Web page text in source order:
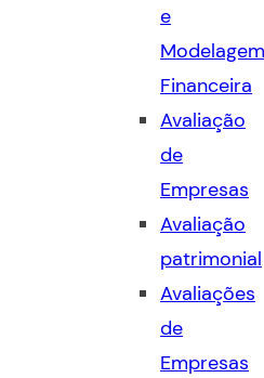
e
Modelagem
Financeira
Avaliação
de
Empresas
Avaliação
patrimonial
Avaliações
de
Empresas